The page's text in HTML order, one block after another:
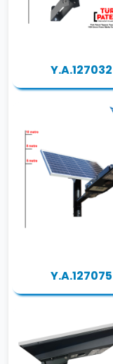
Y.A.127032
Y.A.127075